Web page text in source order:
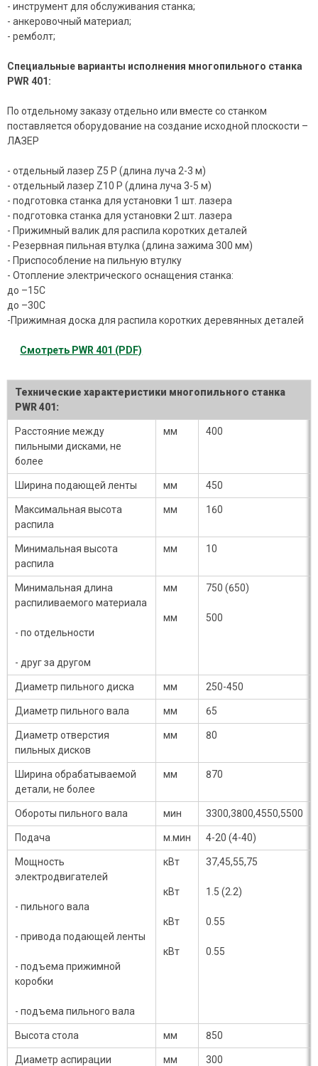
- инструмент для обслуживания станка;
- анкеровочный материал;
- ремболт;
Специальные варианты исполнения многопильного станка
PWR 401:
По отдельному заказу отдельно или вместе со станком
поставляется оборудование на создание исходной плоскости –
ЛАЗЕР
- отдельный лазер Z5 Р (длина луча 2-3 м)
- отдельный лазер Z10 Р (длина луча 3-5 м)
- подготовка станка для установки 1 шт. лазера
- подготовка станка для установки 2 шт. лазера
- Прижимный валик для распила коротких деталей
- Резервная пильная втулка (длина зажима 300 мм)
- Приспособление на пильную втулку
- Отопление электрического оснащения станка:
до –15С
до –30С
-Прижимная доска для распила коротких деревянных деталей
Смотреть PWR 401 (PDF)
Технические характеристики многопильного станка
PWR 401:
Расстояние между
пильными дисками, не
более
мм 400
Ширина подающей ленты мм 450
Максимальная высота
распила
мм 160
Минимальная высота
распила
мм 10
Минимальная длина
распиливаемого материала
- по отдельности
- друг за другом
мм
мм
750 (650)
500
Диаметр пильного диска мм 250-450
Диаметр пильного вала мм 65
Диаметр отверстия
пильных дисков
мм 80
Ширина обрабатываемой
детали, не более
мм 870
Обороты пильного вала мин 3300,3800,4550,5500
Подача м.мин 4-20 (4-40)
Мощность
электродвигателей
- пильного вала
- привода подающей ленты
- подъема прижимной
коробки
- подъема пильного вала
кВт
кВт
кВт
кВт
37,45,55,75
1.5 (2.2)
0.55
0.55
Высота стола мм 850
Диаметр аспирации мм 300